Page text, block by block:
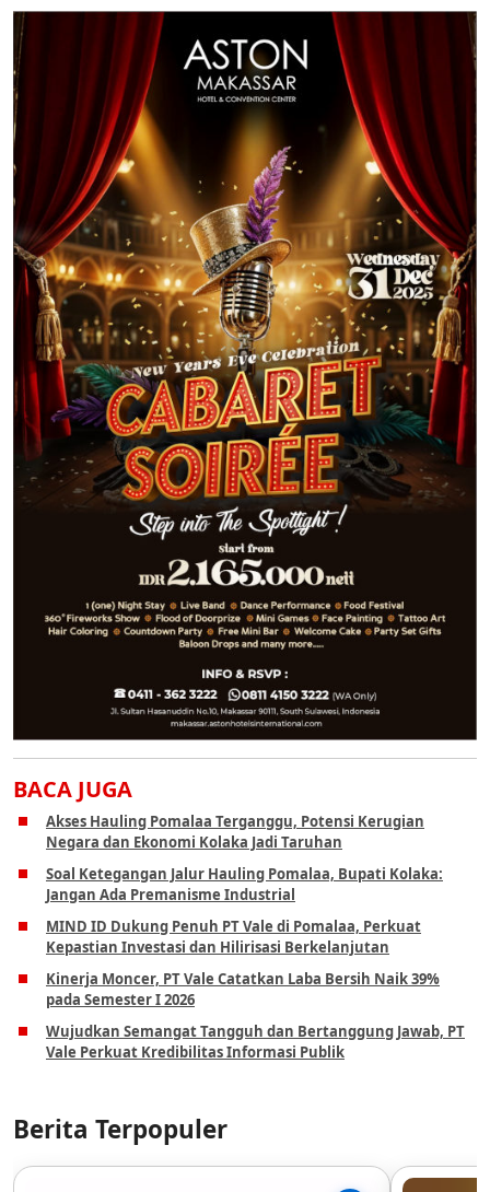
BACA JUGA
Akses Hauling Pomalaa Terganggu, Potensi Kerugian
Negara dan Ekonomi Kolaka Jadi Taruhan
Soal Ketegangan Jalur Hauling Pomalaa, Bupati Kolaka:
Jangan Ada Premanisme Industrial
MIND ID Dukung Penuh PT Vale di Pomalaa, Perkuat
Kepastian Investasi dan Hilirisasi Berkelanjutan
Kinerja Moncer, PT Vale Catatkan Laba Bersih Naik 39%
pada Semester I 2026
Wujudkan Semangat Tangguh dan Bertanggung Jawab, PT
Vale Perkuat Kredibilitas Informasi Publik
Berita Terpopuler